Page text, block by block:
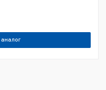
аналог